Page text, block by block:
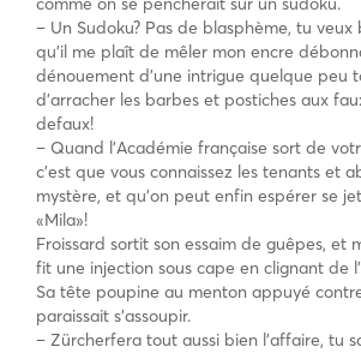
– Un Sudoku? Pas de blasphème, tu
qu’il me plaît de mêler mon encre
dénouement d’une intrigue quelque peu
d’arracher les barbes et postiches aux
defaux!
– Quand l’Académie française sort de
c’est que vous connaissez les tenants et
mystère, et qu’on peut enfin espérer se
«Mila»!
Froissard sortit son essaim de guêpes, et
fit une injection sous cape en clignant de
Sa tête poupine au menton appuyé
paraissait s’assoupir.
– Zürcherfera tout aussi bien l’affaire, tu